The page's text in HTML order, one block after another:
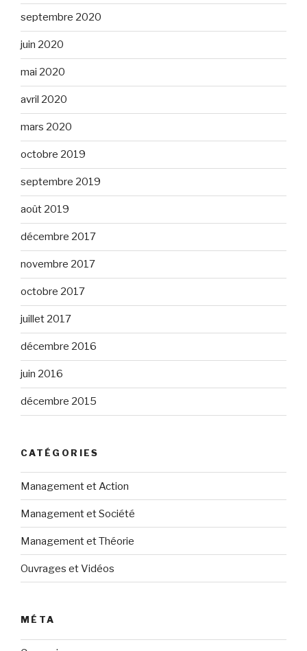
septembre 2020
juin 2020
mai 2020
avril 2020
mars 2020
octobre 2019
septembre 2019
août 2019
décembre 2017
novembre 2017
octobre 2017
juillet 2017
décembre 2016
juin 2016
décembre 2015
CATÉGORIES
Management et Action
Management et Société
Management et Théorie
Ouvrages et Vidéos
MÉTA